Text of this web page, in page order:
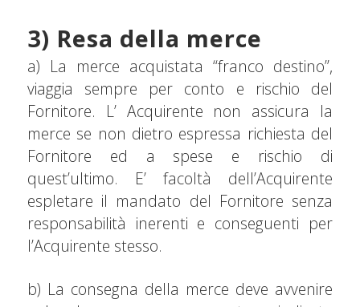
3) Resa della merce
a) La merce acquistata “franco destino”,
viaggia sempre per conto e rischio del
Fornitore. L’ Acquirente non assicura la
merce se non dietro espressa richiesta del
Fornitore ed a spese e rischio di
quest’ultimo. E’ facoltà dell’Acquirente
espletare il mandato del Fornitore senza
responsabilità inerenti e conseguenti per
l’Acquirente stesso.
b) La consegna della merce deve avvenire